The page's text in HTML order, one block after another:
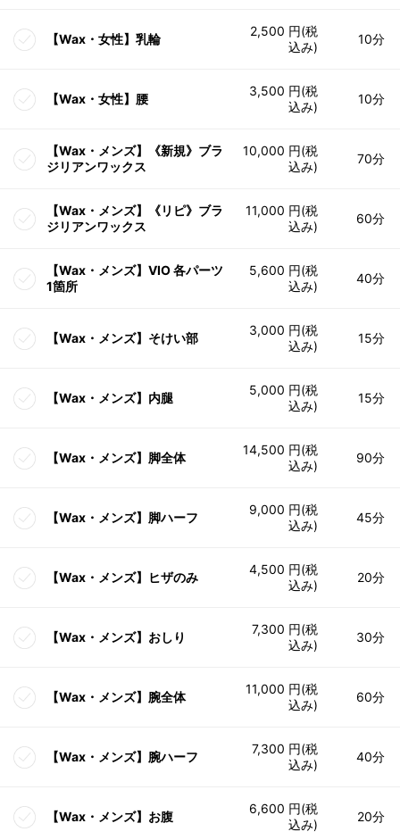
【Wax・女性】乳輪
2,500 円(税
込み)
10分
【Wax・女性】腰
3,500 円(税
込み)
10分
【Wax・メンズ】《新規》ブラ
ジリアンワックス
10,000 円(税
込み)
70分
【Wax・メンズ】《リピ》ブラ
ジリアンワックス
11,000 円(税
込み)
60分
【Wax・メンズ】VIO 各パーツ
1箇所
5,600 円(税
込み)
40分
【Wax・メンズ】そけい部
3,000 円(税
込み)
15分
【Wax・メンズ】内腿
5,000 円(税
込み)
15分
【Wax・メンズ】脚全体
14,500 円(税
込み)
90分
【Wax・メンズ】脚ハーフ
9,000 円(税
込み)
45分
【Wax・メンズ】ヒザのみ
4,500 円(税
込み)
20分
【Wax・メンズ】おしり
7,300 円(税
込み)
30分
【Wax・メンズ】腕全体
11,000 円(税
込み)
60分
【Wax・メンズ】腕ハーフ
7,300 円(税
込み)
40分
【Wax・メンズ】お腹
6,600 円(税
込み)
20分